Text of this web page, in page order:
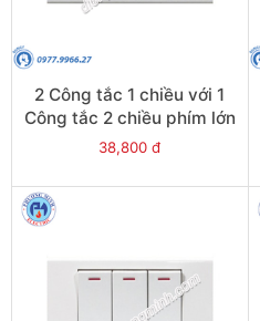
2 Công tắc 1 chiều với 1
Công tắc 2 chiều phím lớn
- Model
2/DL)
38,800 đ